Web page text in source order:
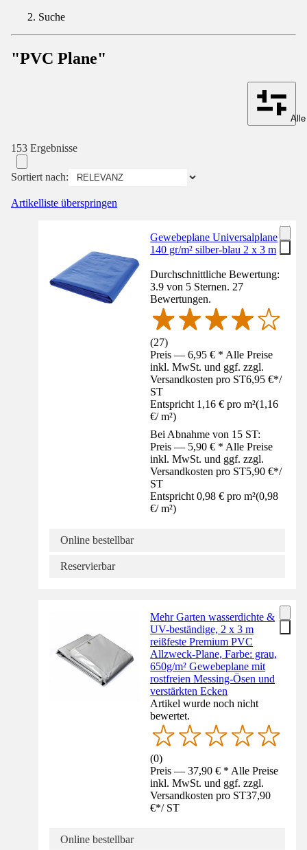
Suche
"PVC Plane"
153 Ergebnisse
Sortiert nach:
Artikelliste überspringen
Gewebeplane Universalplane
140 gr/m² silber-blau 2 x 3 m
Durchschnittliche Bewertung:
3.9 von 5 Sternen. 27
Bewertungen.
(27)
Preis — 6,95 € * Alle Preise
inkl. MwSt. und ggf. zzgl.
Versandkosten pro ST6,95 €*/
ST
Entspricht 1,16 € pro m²(1,16
€/ m²)
Bei Abnahme von 15 ST:
Preis — 5,90 € * Alle Preise
inkl. MwSt. und ggf. zzgl.
Versandkosten pro ST5,90 €*/
ST
Entspricht 0,98 € pro m²(0,98
€/ m²)
Online bestellbar
Reservierbar
Mehr Garten wasserdichte &
UV-beständige, 2 x 3 m
reißfeste Premium PVC
Allzweck-Plane, Farbe: grau,
650g/m² Gewebeplane mit
rostfreien Messing-Ösen und
verstärkten Ecken
Artikel wurde noch nicht
bewertet.
(0)
Preis — 37,90 € * Alle Preise
inkl. MwSt. und ggf. zzgl.
Versandkosten pro ST37,90
€*/ ST
Online bestellbar